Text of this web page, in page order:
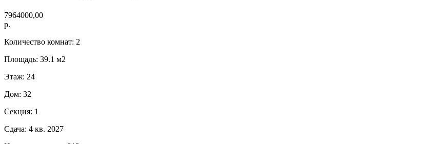
7964000,00
р.
Количество комнат: 2
Площадь: 39.1 м2
Этаж: 24
Дом: 32
Секция: 1
Сдача: 4 кв. 2027